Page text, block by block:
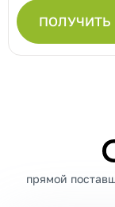
ПОЛУЧИТЬ
прямой